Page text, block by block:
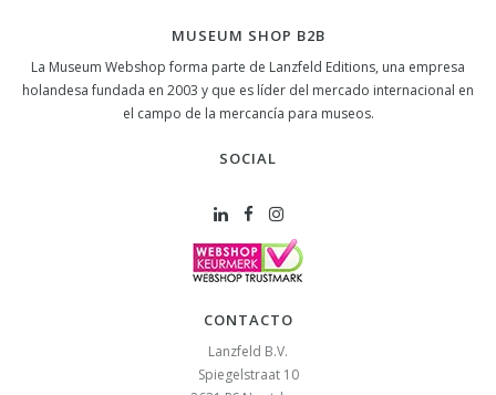
MUSEUM SHOP B2B
La Museum Webshop forma parte de Lanzfeld Editions, una empresa
holandesa fundada en 2003 y que es líder del mercado internacional en
el campo de la mercancía para museos.
SOCIAL
CONTACTO
Lanzfeld B.V.
Spiegelstraat 10